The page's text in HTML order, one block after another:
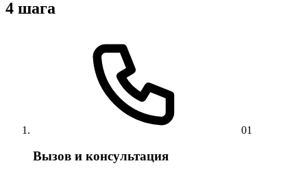
4 шага
01
Вызов и консультация